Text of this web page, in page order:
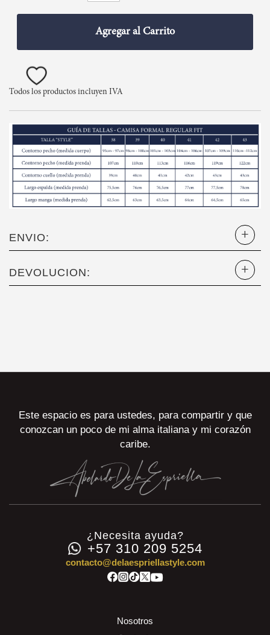
Agregar al Carrito
Todos los productos incluyen IVA
ENVIO:
DEVOLUCION:
Este espacio es para ustedes, para compartir y que
conozcan un poco de mi alma italiana y mi corazón
caribe.
¿Necesita ayuda?
+57 310 209 5254
contacto@delaespriellastyle.com
Nosotros